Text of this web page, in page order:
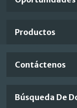
Footer
Productos
Contáctenos
Búsqueda De